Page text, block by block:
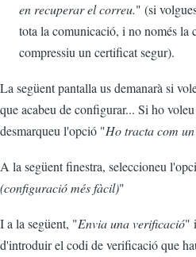
en recuperar el correu." (si
tota la comunicació, i no només la
compressiu un certificat segur).
La següent pantalla us demanarà si
que acabeu de configurar... Si ho
desmarqueu l'opció "Ho tracta com
A la següent finestra, seleccioneu
(configuració més fàcil)"
I a la següent, "Envia una verificació"
d'introduir el codi de verificació que